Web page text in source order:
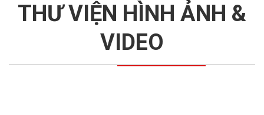
THƯ VIỆN HÌNH ẢNH &
VIDEO